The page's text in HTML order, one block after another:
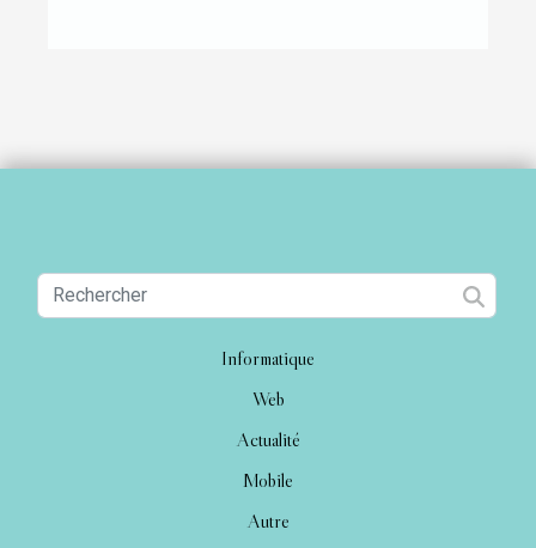
Informatique
Web
Actualité
Mobile
Autre